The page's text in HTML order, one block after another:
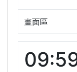
畫面區